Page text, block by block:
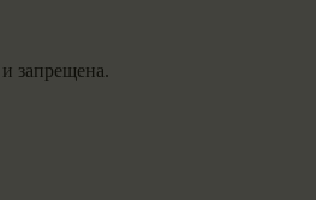
запрещена.